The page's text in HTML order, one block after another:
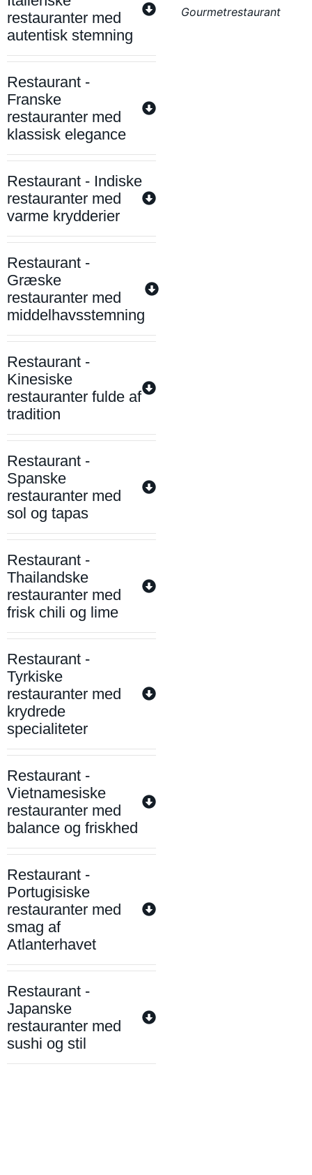
restauranter med
autentisk stemning
Restaurant -
Franske
restauranter med
klassisk elegance
Restaurant - Indiske
restauranter med
varme krydderier
Restaurant -
Græske
restauranter med
middelhavsstemning
Restaurant -
Kinesiske
restauranter fulde af
tradition
Restaurant -
Spanske
restauranter med
sol og tapas
Restaurant -
Thailandske
restauranter med
frisk chili og lime
Restaurant -
Tyrkiske
restauranter med
krydrede
specialiteter
Restaurant -
Vietnamesiske
restauranter med
balance og friskhed
Restaurant -
Portugisiske
restauranter med
smag af
Atlanterhavet
Restaurant -
Japanske
restauranter med
sushi og stil
Gourmetrestaurant